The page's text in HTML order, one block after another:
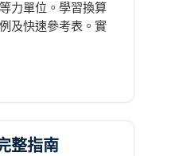
力單位。學習換算
及快速參考表。實
整指南